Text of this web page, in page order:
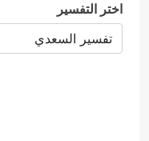
اختر التفسير